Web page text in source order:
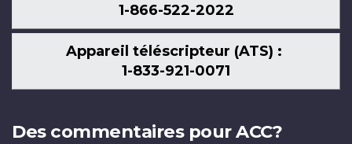
1-866-522-2022
Appareil téléscripteur (ATS) :
1-833-921-0071
Des commentaires pour ACC?